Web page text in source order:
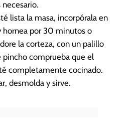
necesario.
lista la masa, incorpórala en
hornea por 30 minutos o
la corteza, con un palillo
pincho comprueba que el
completamente cocinado.
desmolda y sirve.